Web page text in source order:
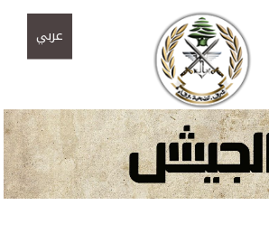
عربي